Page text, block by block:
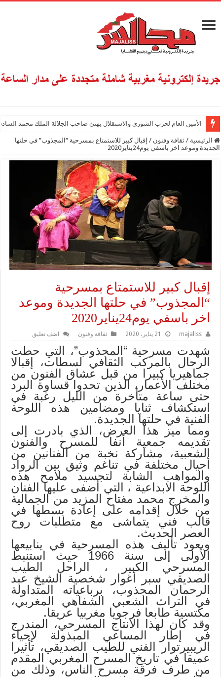
الأمين العام لحزب الشورى والاستقلال يهنئ صاحب الجلالة الملك محمد
الرئيسية / ثقافة وفنون / إقبال كبير للاستمتاع بمسرحية “المجذوب” في حلتها
الجديدة وموعد اخر باسفي يوم24يناير2020
إقبال كبير للاستمتاع بمسرحية
“المجذوب” في حلتها الجديدة وموعد
اخر باسفي يوم24يناير2020
majaliss 21 يناير، 2020 ثقافة وفنون اضف تعليق
شهدت مسرحية “المجذوب”، التي حطت
الرحال بالمركب الثقافي لسطات، إقبالا
جماهيريا كبيرا من قبل عشاق الفنون من
مختلف الأعمار، الذين تحدوا قساوة البرد
حتى ساعة متأخرة من الليل رغبة في
استكشاف ثنايا ومضامين هذه اللوحة
الفنية في حلتها الجديدة.
ومما ميز هذا العرض، الذي بادرت إلى
تقديمه جمعية أنفا للمسرح والفنون
الشعبية، مشاركة نخبة من الفنانين من
أجيال مختلفة في تناغم وثيق بين الرواد
والمواهب الشابة لتجسيد ملامح هذه
اللوحة الابداعية ، التي أضفى عليها الفنان
والمخرج محمد مفتاح المزيد من الجمالية
من خلال إقدامه على إعادة بسطها في
قالب فني يتماشى مع متطلبات روح
العصر الحديث.
ويعود تأليف هذه المسرحية في ينابيعها
الأولى إلى سنة 1966 حيث استنبط
المسرحي الكبير ، الراحل الطيب
الصديقي سبر أغوار شخصیة الشیخ عبد
الرحمان المجذوب، برباعیاته المتداولة
في التراث الشعبي الشفاهي المغربي،
مكتسية طابعا فرجويا مغربيا عریقا.
وقد كان لهذا الانتاج المسرحي، المندرج
في إطار المساعي المبذولة لإحياء
الریبیرتوار الفني للطیب الصدیقي، تأثيرا
عميقا في تاريخ المسرح المغربي المقدم
من طرف فرقة مسرح الناس، وذلك من